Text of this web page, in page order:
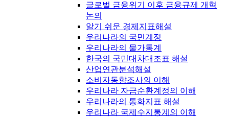
글로벌 금융위기 이후 금융규제 개혁
논의
알기 쉬운 경제지표해설
우리나라의 국민계정
우리나라의 물가통계
한국의 국민대차대조표 해설
산업연관분석해설
소비자동향조사의 이해
우리나라 자금순환계정의 이해
우리나라의 통화지표 해설
우리나라 국제수지통계의 이해